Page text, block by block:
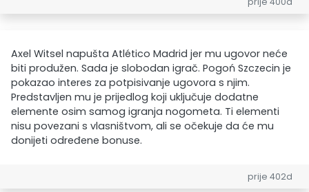
Axel Witsel napušta Atlético Madrid jer mu ugovor neće
biti produžen. Sada je slobodan igrač. Pogoń Szczecin je
pokazao interes za potpisivanje ugovora s njim.
Predstavljen mu je prijedlog koji uključuje dodatne
elemente osim samog igranja nogometa. Ti elementi
nisu povezani s vlasništvom, ali se očekuje da će mu
donijeti određene bonuse.
prije 402d